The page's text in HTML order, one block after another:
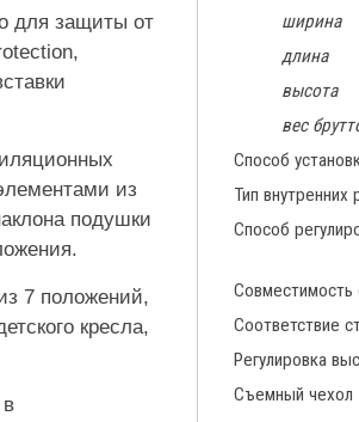
для защиты от
из
подушки
7 положений,
кресла,
ширина
длина
высота
вес
Способ
Тип внутренних
Способ
Совместимость
Соответствие
Регулировка
Съемный чехол